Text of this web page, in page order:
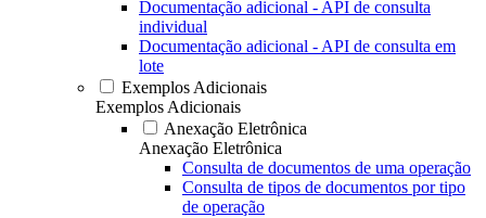
Documentação adicional - API de consulta
individual
Documentação adicional - API de consulta em
lote
Exemplos Adicionais
Exemplos Adicionais
Anexação Eletrônica
Anexação Eletrônica
Consulta de documentos de uma operação
Consulta de tipos de documentos por tipo
de operação